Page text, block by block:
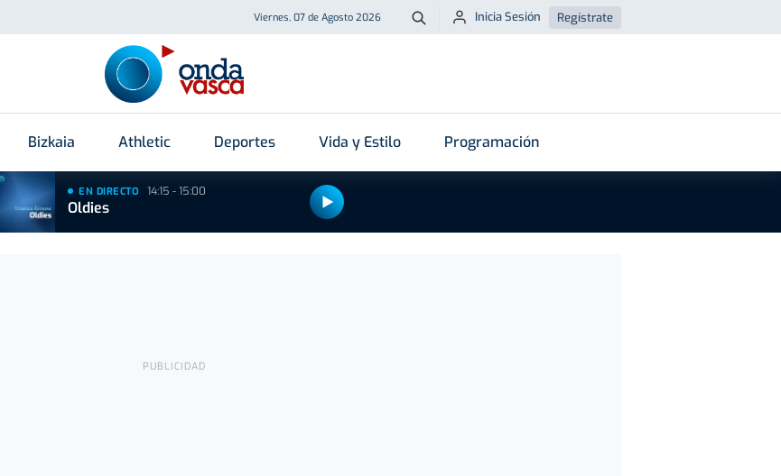
Viernes, 07 de Agosto 2026 Buscar
Inicia Sesión Regístrate
Bizkaia Athletic Deportes Vida y Estilo Programación
EN DIRECTO 14:15 - 15:00
Oldies